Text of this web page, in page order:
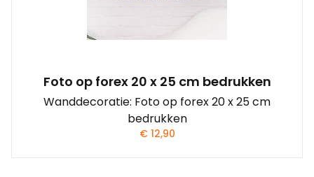
Foto op forex 20 x 25 cm bedrukken
Wanddecoratie: Foto op forex 20 x 25 cm
bedrukken
€12,90